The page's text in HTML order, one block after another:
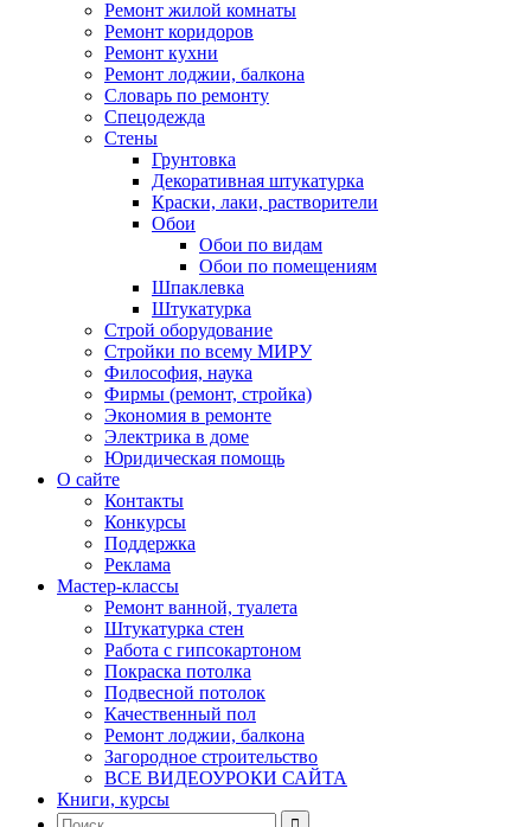
Ремонт жилой комнаты
Ремонт коридоров
Ремонт кухни
Ремонт лоджии, балкона
Словарь по ремонту
Спецодежда
Стены
Грунтовка
Декоративная штукатурка
Краски, лаки, растворители
Обои
Обои по видам
Обои по помещениям
Шпаклевка
Штукатурка
Строй оборудование
Стройки по всему МИРУ
Философия, наука
Фирмы (ремонт, стройка)
Экономия в ремонте
Электрика в доме
Юридическая помощь
О сайте
Контакты
Конкурсы
Поддержка
Реклама
Мастер-классы
Ремонт ванной, туалета
Штукатурка стен
Работа с гипсокартоном
Покраска потолка
Подвесной потолок
Качественный пол
Ремонт лоджии, балкона
Загородное строительство
ВСЕ ВИДЕОУРОКИ САЙТА
Книги, курсы